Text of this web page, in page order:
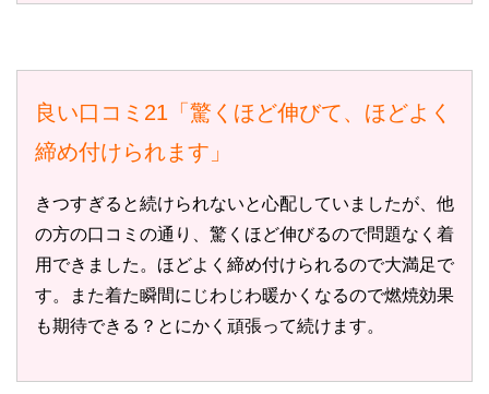
良い口コミ21「驚くほど伸びて、ほどよく
締め付けられます」
きつすぎると続けられないと心配していましたが、他
の方の口コミの通り、驚くほど伸びるので問題なく着
用できました。ほどよく締め付けられるので大満足で
す。また着た瞬間にじわじわ暖かくなるので燃焼効果
も期待できる？とにかく頑張って続けます。